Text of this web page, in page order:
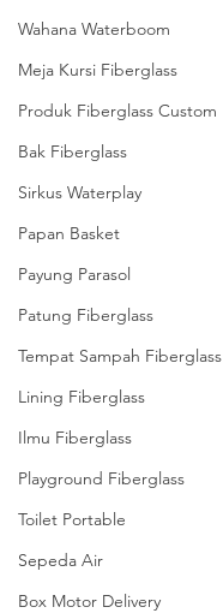
Wahana Waterboom
Meja Kursi Fiberglass
Produk Fiberglass Custom
Bak Fiberglass
Sirkus Waterplay
Papan Basket
Payung Parasol
Patung Fiberglass
Tempat Sampah Fiberglass
Lining Fiberglass
Ilmu Fiberglass
Playground Fiberglass
Toilet Portable
Sepeda Air
Box Motor Delivery